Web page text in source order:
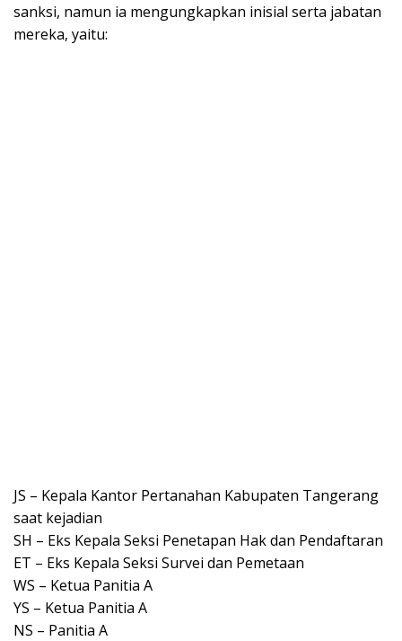
sanksi, namun ia mengungkapkan inisial serta jabatan
mereka, yaitu:
JS – Kepala Kantor Pertanahan Kabupaten Tangerang
saat kejadian
SH – Eks Kepala Seksi Penetapan Hak dan Pendaftaran
ET – Eks Kepala Seksi Survei dan Pemetaan
WS – Ketua Panitia A
YS – Ketua Panitia A
NS – Panitia A